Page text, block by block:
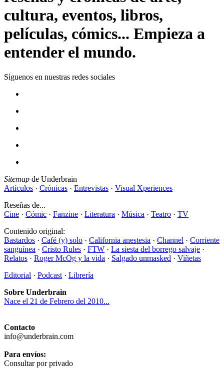
cultura, eventos, libros,
películas, cómics... Empieza a
entender el mundo.
Síguenos en nuestras redes sociales
Sitemap de Underbrain
Artículos · Crónicas · Entrevistas · Visual Xperiences
Reseñas de...
Cine · Cómic · Fanzine · Literatura · Música · Teatro · TV
Contenido original:
Bastardos · Café (y) solo · California anestesia · Channel · Corriente
sanguínea · Cristo Rules · FTW · La siesta del borrego salvaje ·
Relatos · Roger McOg y la vida · Salgado unmasked · Viñetas
Editorial · Podcast · Librería
Sobre Underbrain
Nace el 21 de Febrero del 2010...
Contacto
info@underbrain.com
Para envíos:
Consultar por privado